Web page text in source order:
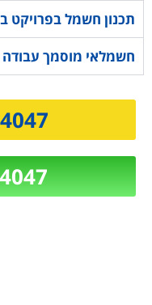
תכנון חשמל בפרויקט
חשמלאי מוסמך עבודה